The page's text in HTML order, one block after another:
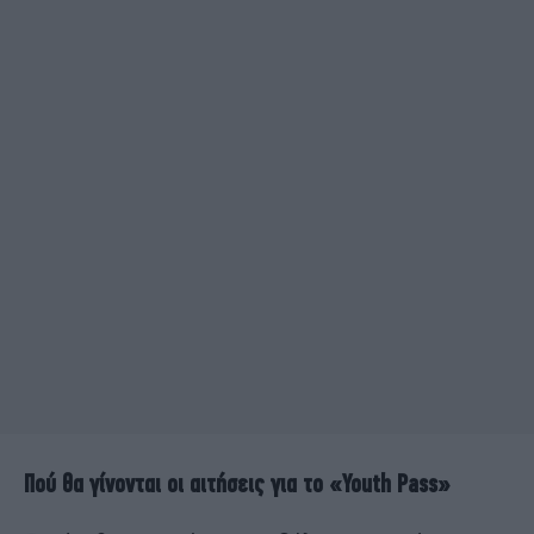
Πού θα γίνονται οι αιτήσεις για το «Youth Pass»